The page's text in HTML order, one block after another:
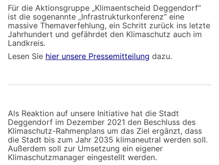
Für die Aktionsgruppe „Klimaentscheid Deggendorf“
ist die sogenannte „Infrastrukturkonferenz“ eine
massive Themaverfehlung, ein Schritt zurück ins letzte
Jahrhundert und gefährdet den Klimaschutz auch im
Landkreis.
Lesen Sie hier unsere Pressemitteilung dazu.
Als Reaktion auf unsere Initiative hat die Stadt
Deggendorf im Dezember 2021 den Beschluss des
Klimaschutz-Rahmenplans um das Ziel ergänzt, dass
die Stadt bis zum Jahr 2035 klimaneutral werden soll.
Außerdem soll zur Umsetzung ein eigener
Klimaschutzmanager eingestellt werden.